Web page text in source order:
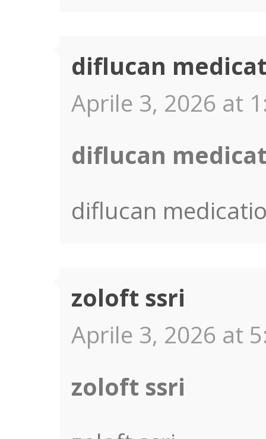
diflucan
Aprile 3, 2026 at
diflucan
diflucan
zoloft ssri
Aprile 3, 2026 at
zoloft ssri